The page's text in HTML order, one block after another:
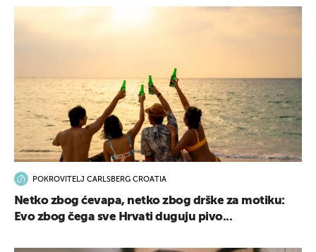
POKROVITELJ CARLSBERG CROATIA
Netko zbog ćevapa, netko zbog drške za motiku:
Evo zbog čega sve Hrvati duguju pivo...